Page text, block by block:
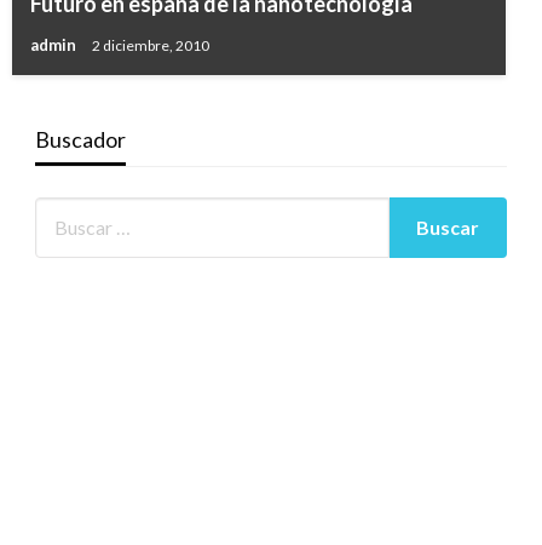
admin 2 diciembre, 2010
Buscador